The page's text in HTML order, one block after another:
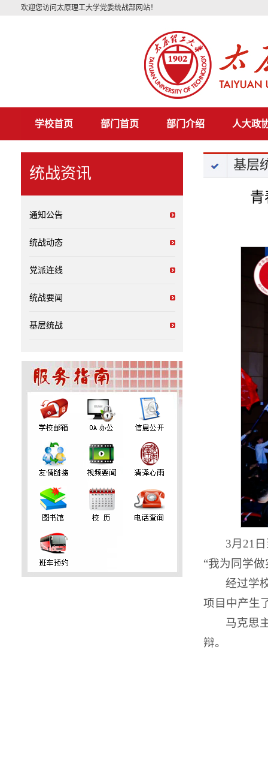
欢迎您访问太原理工大学党委统战部网站！
学校首页 部门首页 部门介绍 人大政
统战资讯
通知公告
统战动态
党派连线
统战要闻
基层统战
基层
青
3月21
“我为同学
经过学
项目中产生
马克思
辩。